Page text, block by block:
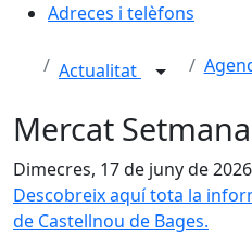
Adreces i telèfons
Actualitat
Mercat
Dimecres, 17 de juny de
Descobreix aquí tota la
de Castellnou de Bages.